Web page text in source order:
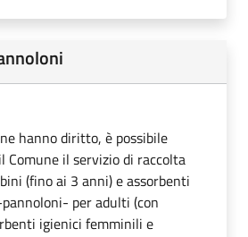
hanno diritto, è possibile
Comune il servizio di raccolta
(fino ai 3 anni) e assorbenti
per adulti (con
igienici femminili e